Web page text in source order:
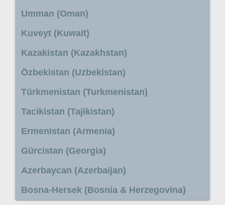
Umman (Oman)
Kuveyt (Kuwait)
Kazakistan (Kazakhstan)
Özbekistan (Uzbekistan)
Türkmenistan (Turkmenistan)
Tacikistan (Tajikistan)
Ermenistan (Armenia)
Gürcistan (Georgia)
Azerbaycan (Azerbaijan)
Bosna-Hersek (Bosnia & Herzegovina)